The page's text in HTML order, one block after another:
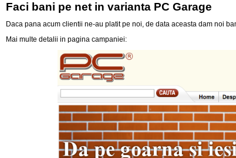
Faci bani pe net in varianta PC Garage
Daca pana acum clientii ne-au platit pe noi, de data aceasta dam noi
Mai multe detalii in pagina campaniei: